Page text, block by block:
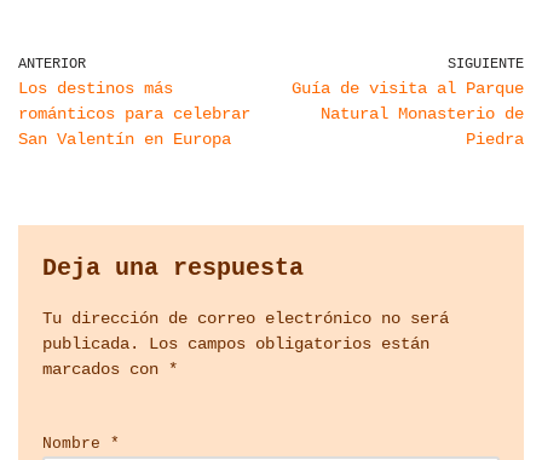
ANTERIOR
Los destinos más
románticos para celebrar
San Valentín en Europa
SIGUIENTE
Guía de visita al Parque
Natural Monasterio de
Piedra
Deja una respuesta
Tu dirección de correo electrónico no será
publicada.
Los campos obligatorios están
marcados con *
Nombre *